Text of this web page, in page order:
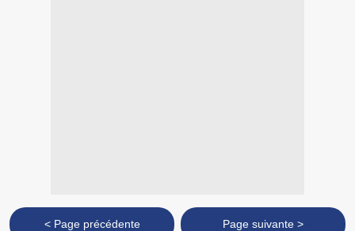
< Page précédente Page suivante >